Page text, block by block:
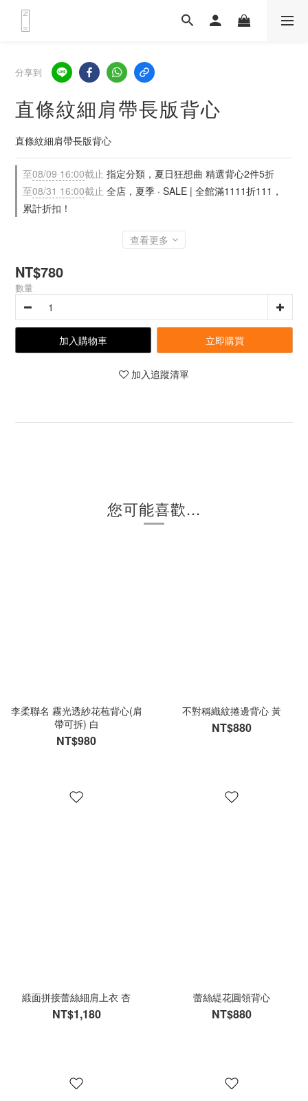
分享到
直條紋細肩帶長版背心
直條紋細肩帶長版背心
至08/09 16:00截止 指定分類，夏日狂想曲 精選背心2件5折
至08/31 16:00截止 全店，夏季 · SALE | 全館滿1111折111，
累計折扣！
查看更多
NT$780
數量
加入購物車 立即購買
加入追蹤清單
您可能喜歡...
李柔聯名 霧光透紗花苞背心(肩
帶可拆) 白
NT$980
不對稱織紋捲邊背心 黃
NT$880
緞面拼接蕾絲細肩上衣 杏
NT$1,180
蕾絲緹花圓領背心
NT$880